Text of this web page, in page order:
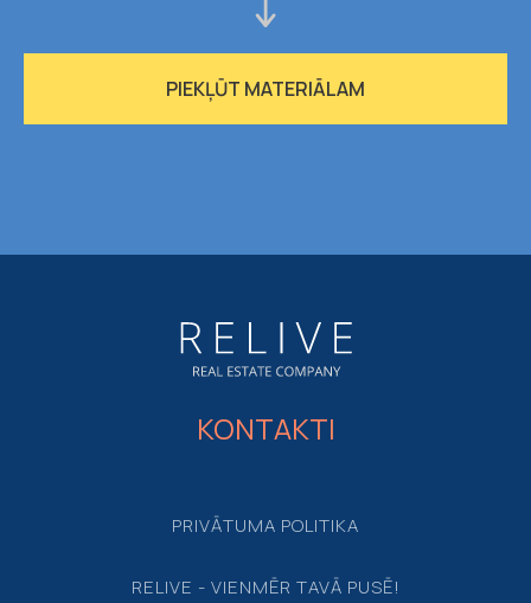
PIEKĻŪT MATERIĀLAM
KONTAKTI
PRIVĀTUMA POLITIKA
RELIVE - VIENMĒR TAVĀ PUSĒ!